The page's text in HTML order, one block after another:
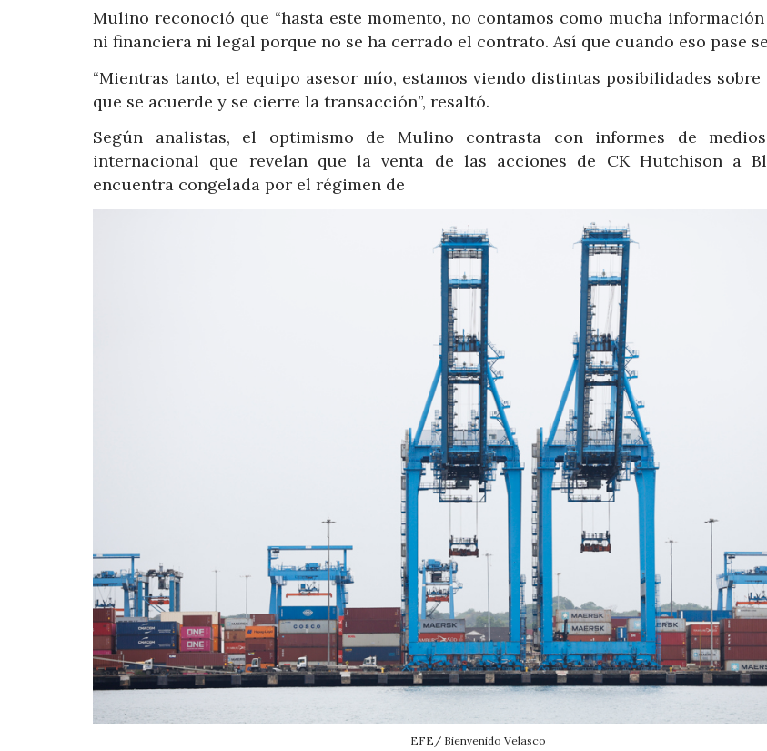
Mulino reconoció que “hasta este momento, no contamos como mucha
ni financiera ni legal porque no se ha cerrado el contrato. Así que cuando eso pase
“Mientras tanto, el equipo asesor mío, estamos viendo distintas posibilidades sobre
que se acuerde y se cierre la transacción”, resaltó.
Según analistas, el optimismo de Mulino contrasta con informes de
internacional que revelan que la venta de las acciones de CK Hutchison a
encuentra congelada por el régimen de
EFE/ Bienvenido Velasco